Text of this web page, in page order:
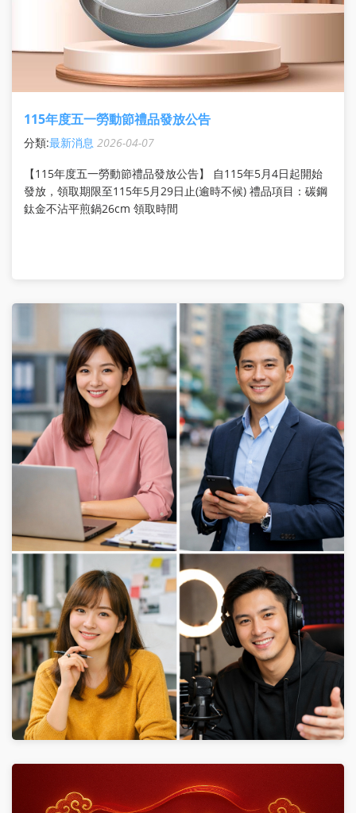
115年度五一勞動節禮品發放公告
分類:最新消息 2026-04-07
【115年度五一勞動節禮品發放公告】 自115年5月4日起開始
發放，領取期限至115年5月29日止(逾時不候) 禮品項目：碳鋼
鈦金不沾平煎鍋26cm 領取時間